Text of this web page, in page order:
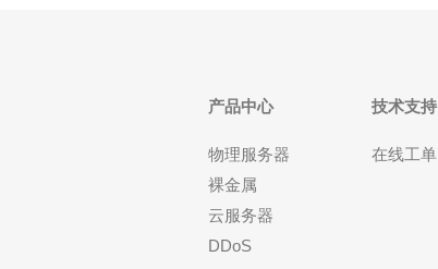
产品中心
物理服务器
裸金属
云服务器
DDoS
技术支持
在线工单